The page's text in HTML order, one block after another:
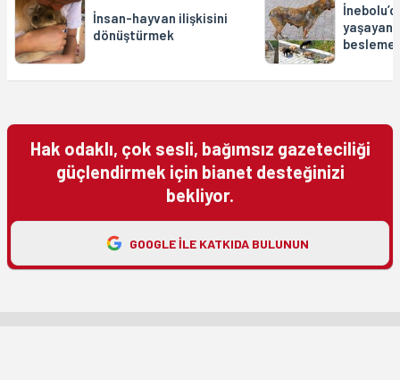
İnsan-hayvan ilişkisini
dönüştürmek
yaşayan
Hak odaklı, çok sesli, bağımsız gazeteciliği
güçlendirmek için bianet desteğinizi
bekliyor.
GOOGLE ILE KATKIDA BULUNUN